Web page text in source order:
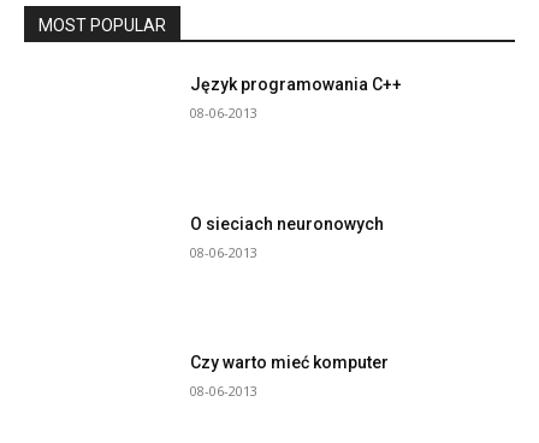
MOST POPULAR
Język programowania C++
08-06-2013
O sieciach neuronowych
08-06-2013
Czy warto mieć komputer
08-06-2013